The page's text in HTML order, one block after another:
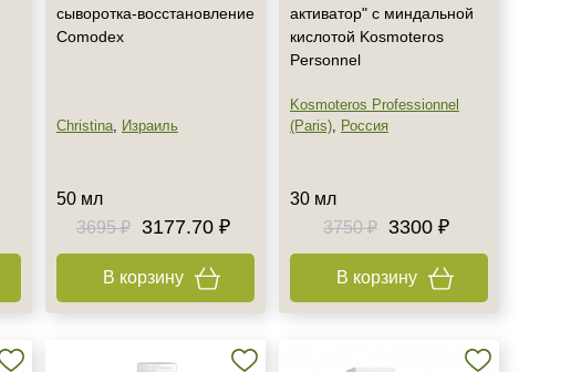
сыворотка-восстановление
Comodex
Christina, Израиль
50 мл
3695 ₽
3177.70 ₽
В корзину
активатор" с миндальной
кислотой Kosmoteros
Personnel
Kosmoteros Professionnel
(Paris), Россия
30 мл
3750 ₽
3300 ₽
В корзину